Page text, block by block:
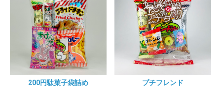
200円駄菓子袋詰め
プチフレンド